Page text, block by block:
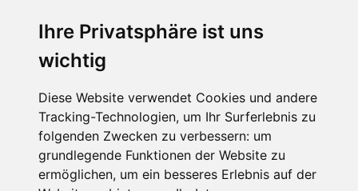
Ihre Privatsphäre ist uns
wichtig
Diese Website verwendet Cookies und andere
Tracking-Technologien, um Ihr Surferlebnis zu
folgenden Zwecken zu verbessern: um
grundlegende Funktionen der Website zu
ermöglichen, um ein besseres Erlebnis auf der
SCHNEEHÖHEN SKI APP
Die Schneehoehen Ski APP für iOS und Android - Ein
Muss für alle Wintersportler und Schneefreaks!